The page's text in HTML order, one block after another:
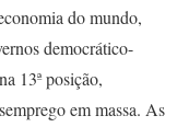
do mundo,
democrático-
13ª posição,
em massa. As